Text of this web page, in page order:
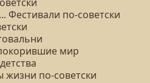
Фестивали по-советски
мир
по-советски